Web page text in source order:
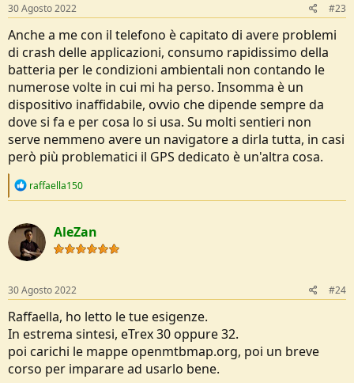
30 Agosto 2022 #23
Anche a me con il telefono è capitato di avere problemi
di crash delle applicazioni, consumo rapidissimo della
batteria per le condizioni ambientali non contando le
numerose volte in cui mi ha perso. Insomma è un
dispositivo inaffidabile, ovvio che dipende sempre da
dove si fa e per cosa lo si usa. Su molti sentieri non
serve nemmeno avere un navigatore a dirla tutta, in casi
però più problematici il GPS dedicato è un'altra cosa.
R
c
t
i
o
s
:
raffaella150
AleZan
30 Agosto 2022 #24
Raffaella, ho letto le tue esigenze.
In estrema sintesi, eTrex 30 oppure 32.
poi carichi le mappe openmtbmap.org, poi un breve
corso per imparare ad usarlo bene.